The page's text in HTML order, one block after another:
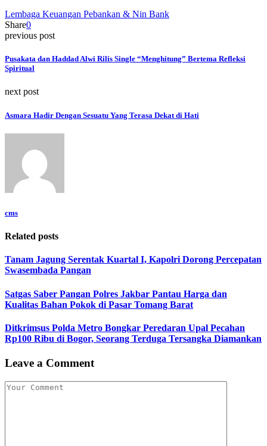
Lembaga Keuangan Pebankan & Nin Bank
Share0
previous post
Pusakata dan Haddad Alwi Rilis Single “Menghitung” Bertema Refleksi
Spiritual
next post
Asmara Hadir Dengan Sesuatu Yang Terasa Dekat di Hati
cms
Related posts
Tanam Jagung Serentak Kuartal I, Kapolri Dorong Percepatan
Swasembada Pangan
Satgas Saber Pangan Polres Jakbar Pantau Harga dan
Kualitas Bahan Pokok di Pasar Tomang Barat
Ditkrimsus Polda Metro Bongkar Peredaran Upal Pecahan
Rp100 Ribu di Bogor, Seorang Terduga Tersangka Diamankan
Leave a Comment